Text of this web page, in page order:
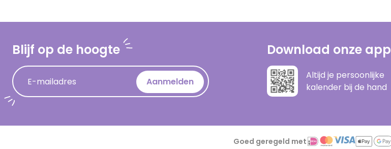
Blijf op de hoogte
E-mailadres Aanmelden
Download onze app
Altijd je persoonlijke
kalender bij de hand
Goed geregeld met